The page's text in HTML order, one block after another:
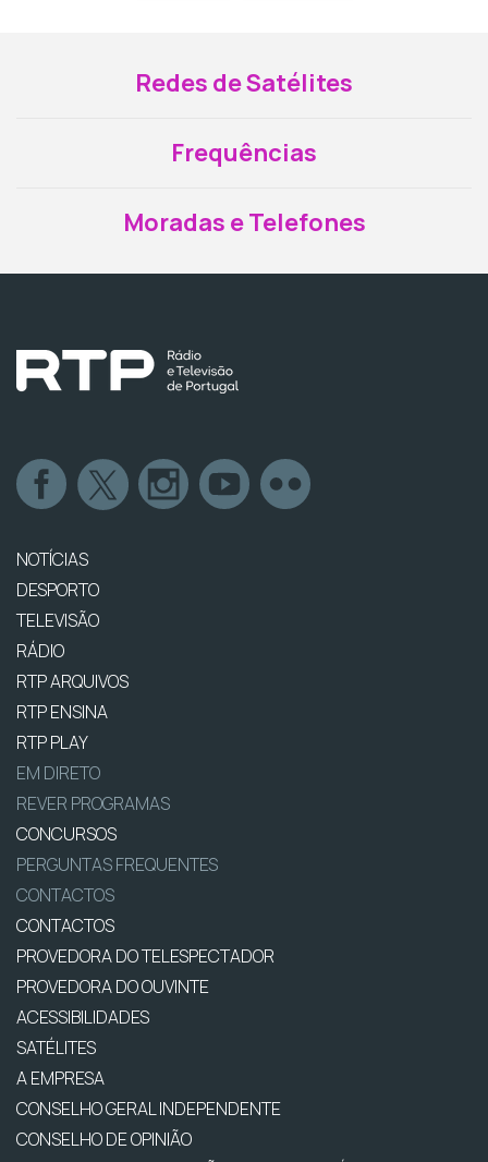
Redes de Satélites
Frequências
Moradas e Telefones
NOTÍCIAS
DESPORTO
TELEVISÃO
RÁDIO
RTP ARQUIVOS
RTP ENSINA
RTP PLAY
EM DIRETO
REVER PROGRAMAS
CONCURSOS
PERGUNTAS FREQUENTES
CONTACTOS
CONTACTOS
PROVEDORA DO TELESPECTADOR
PROVEDORA DO OUVINTE
ACESSIBILIDADES
SATÉLITES
A EMPRESA
CONSELHO GERAL INDEPENDENTE
CONSELHO DE OPINIÃO